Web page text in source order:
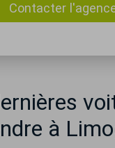
Contacter
à